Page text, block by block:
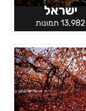
ישראל
13,982 תמונות